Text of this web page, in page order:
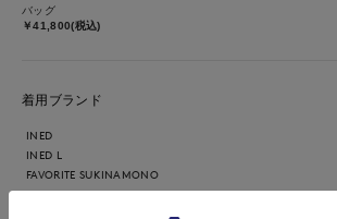
バッグ
￥41,800(税込)
着用ブランド
INED
INED L
FAVORITE SUKINAMONO